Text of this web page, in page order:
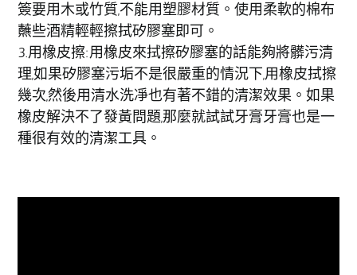
簽要用木或竹質,不能用塑膠材質。使用柔軟的棉布
蘸些酒精輕輕擦拭矽膠塞即可。
3.用橡皮擦:用橡皮來拭擦矽膠塞的話能夠將髒污清
理,如果矽膠塞污垢不是很嚴重的情況下,用橡皮拭擦
幾次,然後用清水洗凈也有著不錯的清潔效果。如果
橡皮解決不了發黃問題,那麼就試試牙膏牙膏也是一
種很有效的清潔工具。